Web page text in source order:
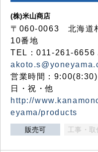
(株)米山商店
〒060-0063 北海道
10番地
TEL：011-261-
営業時間：
日・祝・他
http://
eyama/products
販売可 工事・取